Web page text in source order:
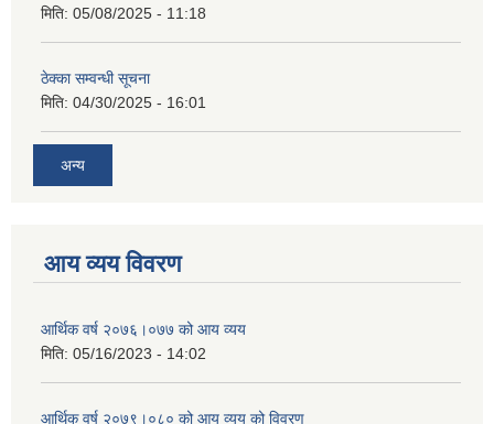
मिति: 05/08/2025 - 11:18
ठेक्का सम्वन्धी सूचना
मिति: 04/30/2025 - 16:01
अन्य
आय व्यय विवरण
आर्थिक वर्ष २०७६।०७७ को आय व्यय
मिति: 05/16/2023 - 14:02
आर्थिक वर्ष २०७९।०८० को आय व्यय को विवरण